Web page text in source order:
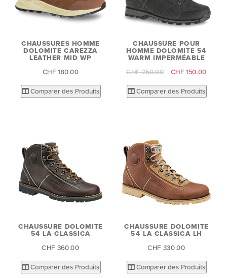
CHAUSSURES HOMME
DOLOMITE CAREZZA
LEATHER MID WP
CHF 180.00
Comparer des Produits
CHAUSSURE POUR
HOMME DOLOMITE 54
WARM IMPERMÉABLE
CHF 250.00 CHF 150.00
Comparer des Produits
CHAUSSURE DOLOMITE
54 LA CLASSICA
CHF 360.00
Comparer des Produits
CHAUSSURE DOLOMITE
54 LA CLASSICA LH
CHF 330.00
Comparer des Produits